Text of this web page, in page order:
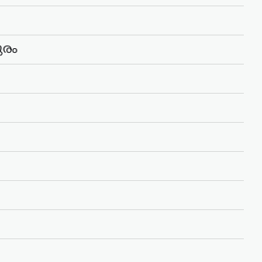
ഡെസ്ക്
ഓഗസ്റ്റ്‌ 7, 2026
ക്രിമിനൽ കേസുകളിൽ
തുടരുന്നതിനിടെ പൊലീസിന്
നിർദേശം നൽകി തൃശൂർ
അടിയന്തര
,ദേശീയം,രാഷ്ട്രീയം